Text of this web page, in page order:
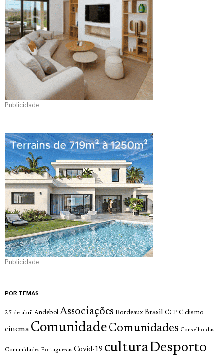
Publicidade
Publicidade
POR TEMAS
25 de abril Andebol Associações Bordeaux Brasil CCP Ciclismo
cinema Comunidade Comunidades Conselho das
Comunidades Portuguesas Covid-19 culturaDesporto